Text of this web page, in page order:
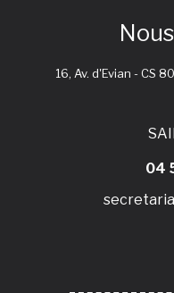
16, Av. d'Evian - CS
04